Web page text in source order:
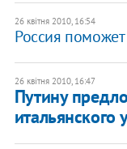
26 квітня 2010, 16:54
Россия
26 квітня 2010, 16:47
Путину
итальянского